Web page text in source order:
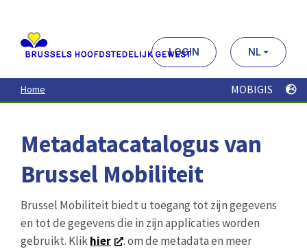
contenu
principal
LOGIN NL
Home MOBIGIS
Metadatacatalogus van
Brussel Mobiliteit
Brussel Mobiliteit biedt u toegang tot zijn gegevens
en tot de gegevens die in zijn applicaties worden
gebruikt. Klikhier
. om de metadata en meer